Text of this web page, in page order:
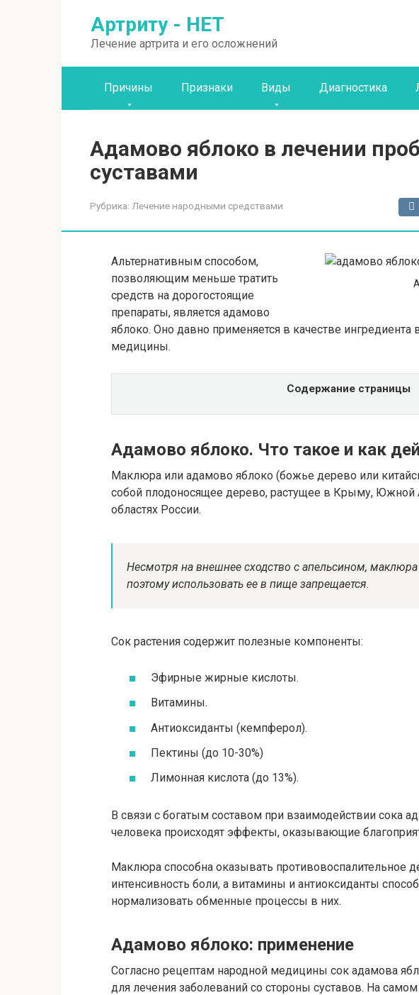
Артриту - НЕТ
Лечение артрита и его осложнений
Причины Признаки Виды Диагностика
Адамово яблоко в лечении
суставами
Рубрика: Лечение народными средствами
Альтернативным способом,
позволяющим меньше тратить
средств на дорогостоящие
препараты, является адамово
яблоко. Оно давно применяется в качестве ингредиента
медицины.
Содержание страницы
Адамово яблоко. Что такое и как
Маклюра или адамово яблоко (божье дерево или
собой плодоносящее дерево, растущее в Крыму, Южной
областях России.
Несмотря на внешнее сходство с апельсином,
поэтому использовать ее в пище запрещается.
Сок растения содержит полезные компоненты:
Эфирные жирные кислоты.
Витамины.
Антиоксиданты (кемпферол).
Пектины (до 10-30%)
Лимонная кислота (до 13%).
В связи с богатым составом при взаимодействии сока
человека происходят эффекты, оказывающие
Маклюра способна оказывать противовоспалительное
интенсивность боли, а витамины и антиоксиданты
нормализовать обменные процессы в них.
Адамово яблоко: применение
Согласно рецептам народной медицины сок адамова
для лечения заболеваний со стороны суставов. На